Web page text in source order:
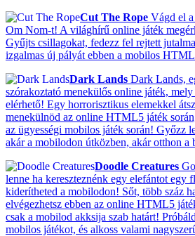
Cut The Rope Vágd el a
Om Nom-t! A világhírű online játék
Gyűjts csillagokat, fedezz fel rejtett
izgalmas új pályát ebben a mobilos
Dark Lands Dark Lands,
szórakoztató menekülős online játék,
elérhető! Egy horrorisztikus elemekkel
menekülnöd az online HTML5 játék
az ügyességi mobilos játék során! Győzz
akár a mobilodon útközben, akár otthon a
Doodle Creatures
lenne ha kereszteznénk egy elefántot egy
kiderítheted a mobilodon! Sőt, több száz
elvégezhetsz ebben az online HTML5
csak a mobilod akksija szab határt!
mobilos játékot, és alkoss valami